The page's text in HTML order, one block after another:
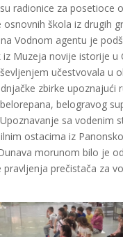
radionice za posetioce
osnovnih škola iz drugih
Vodnom agentu je
iz Muzeja novije istorije u
učestvovala u
zbirke upoznajući
belogravog
sa vodenim
ostacima iz
morunom bilo je
pravljenja prečistača za